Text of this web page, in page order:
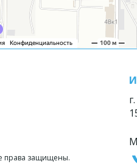
права защищены.